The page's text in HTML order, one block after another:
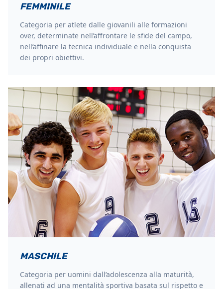
FEMMINILE
Categoria per atlete dalle giovanili alle formazioni
over, determinate nell’affrontare le sfide del campo,
nell’affinare la tecnica individuale e nella conquista
dei propri obiettivi.
MASCHILE
Categoria per uomini dall’adolescenza alla maturità,
allenati ad una mentalità sportiva basata sul rispetto e